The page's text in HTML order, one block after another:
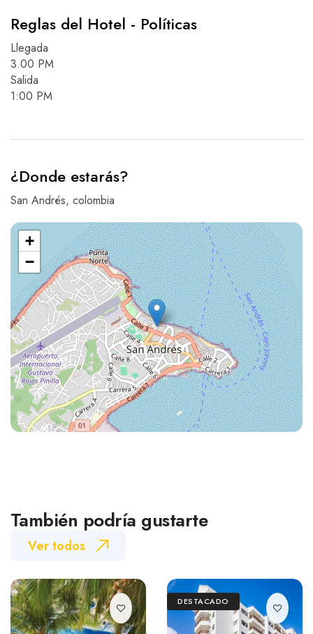
Reglas del Hotel - Políticas
Llegada
3.00 PM
Salida
1:00 PM
¿Donde estarás?
San Andrés, colombia
+
−
También podría gustarte
Ver todos
DESTACADO